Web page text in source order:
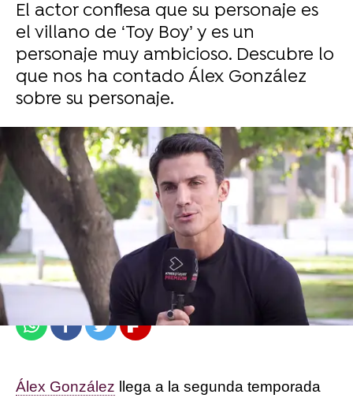
El actor confiesa que su personaje es
el villano de ‘Toy Boy’ y es un
personaje muy ambicioso. Descubre lo
que nos ha contado Álex González
sobre su personaje.
atresplayer
Madrid
Publicado:21 de septiembre de 2021, 16:55
WhatsappFacebook
TwitterFlipboard
Álex González llega a la segunda temporada